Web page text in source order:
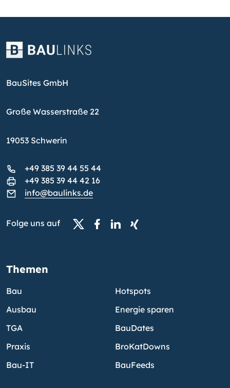
BauSites GmbH
Große Wasserstraße 22
19053 Schwerin
+49 385 39 44 55 44
+49 385 39 44 42 16
info@baulinks.de
Folge uns auf
Themen
Bau
Ausbau
TGA
Praxis
Bau-IT
Hotspots
Energie sparen
BauDates
BroKatDowns
BauFeeds